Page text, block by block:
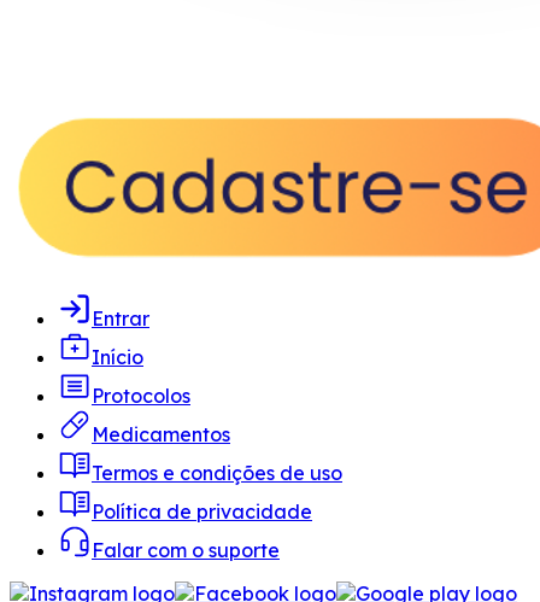
Entrar
Início
Protocolos
Medicamentos
Termos e condições de uso
Política de privacidade
Falar com o suporte